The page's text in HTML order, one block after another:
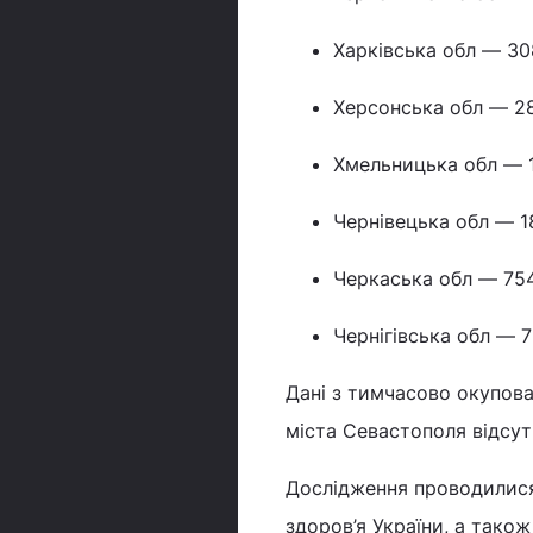
Харківська обл —
Херсонська обл —
Хмельницька обл —
Чернівецька обл —
Черкаська обл —
Чернігівська обл —
Дані з тимчасово
міста Севастополя
Дослідження
здоров’я України, а